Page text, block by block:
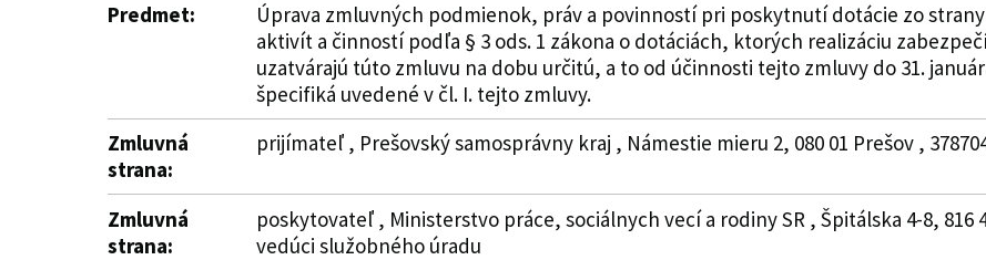
Predmet:
Úprava zmluvných podmienok, práv a povinností pri poskytnutí dotácie zo
aktivít a činností podľa § 3 ods. 1 zákona o dotáciách, ktorých realizáciu
uzatvárajú túto zmluvu na dobu určitú, a to od účinnosti tejto zmluvy do 31.
špecifiká uvedené v čl. I. tejto zmluvy.
Zmluvná
strana:
prijímateľ , Prešovský samosprávny kraj , Námestie mieru 2, 080 01 Prešov ,
Zmluvná
strana:
poskytovateľ , Ministerstvo práce, sociálnych vecí a rodiny SR , Špitálska 4-8, 816
vedúci služobného úradu